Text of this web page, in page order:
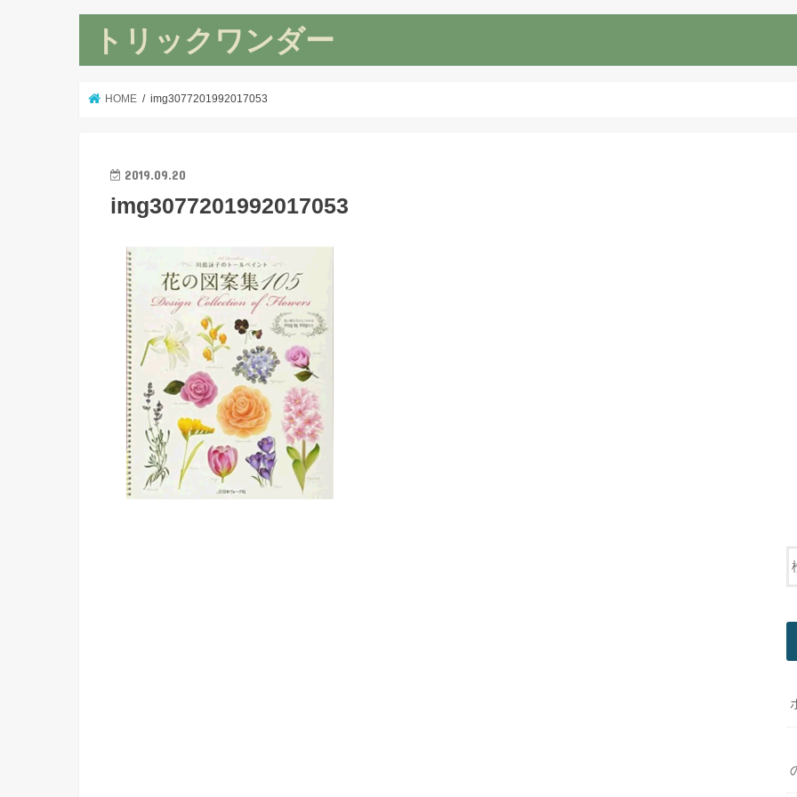
トリックワンダー
HOME img3077201992017053
2019.09.20
img3077201992017053